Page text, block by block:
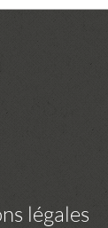
légales